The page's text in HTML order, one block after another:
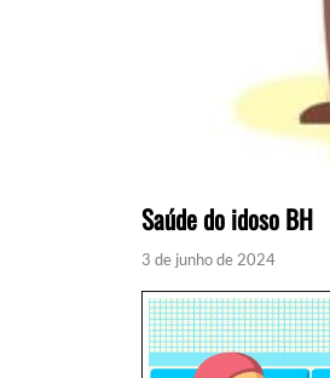
Saúde do idoso BH
3 de junho de 2024